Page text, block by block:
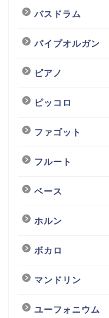
バスドラム
パイプオルガン
ピアノ
ピッコロ
ファゴット
フルート
ベース
ホルン
ボカロ
マンドリン
ユーフォニウム